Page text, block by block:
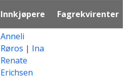
Innkjøpere
Fagrekvirenter
Anneli
Røros | Ina
Renate
Erichsen